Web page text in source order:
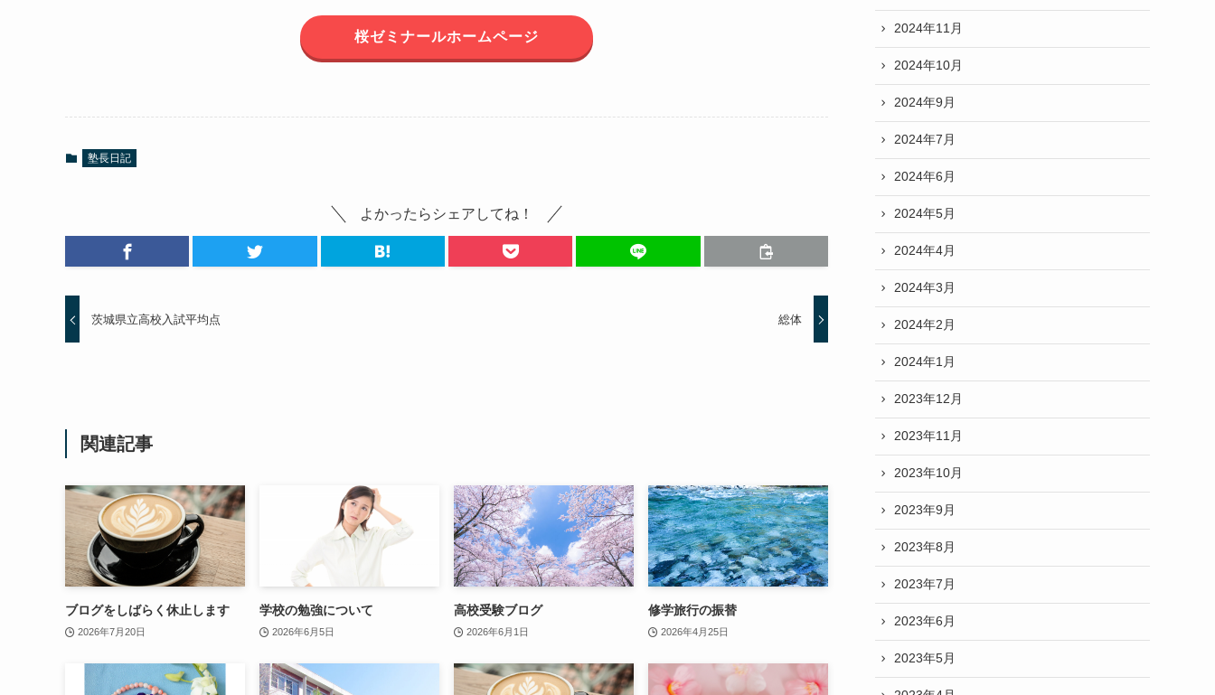
桜ゼミナールホームページ
塾長日記
よかったらシェアしてね！
茨城県立高校入試平均点 総体
関連記事
ブログをしばらく休止します
2026年7月20日
学校の勉強について
2026年6月5日
高校受験ブログ
2026年6月1日
修学旅行の振替
2026年4月25日
2024年11月
2024年10月
2024年9月
2024年7月
2024年6月
2024年5月
2024年4月
2024年3月
2024年2月
2024年1月
2023年12月
2023年11月
2023年10月
2023年9月
2023年8月
2023年7月
2023年6月
2023年5月